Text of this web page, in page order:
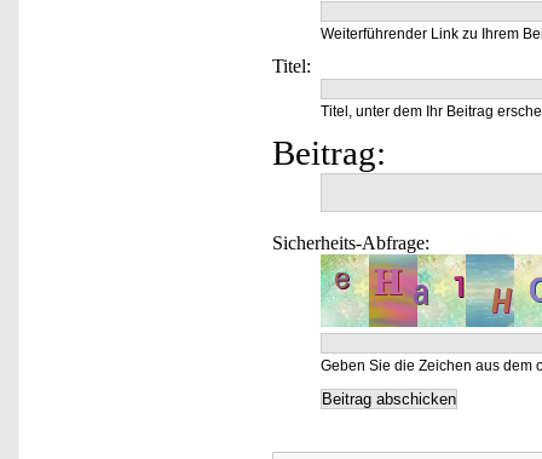
Weiterführender Link zu Ihrem
Titel:
Titel, unter dem Ihr Beitrag
Beitrag:
Sicherheits-Abfrage:
Geben Sie die Zeichen aus dem